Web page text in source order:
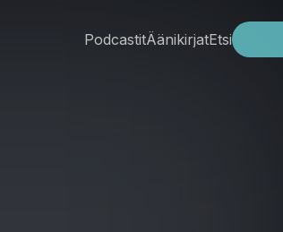
PodcastitÄänikirjatEtsi